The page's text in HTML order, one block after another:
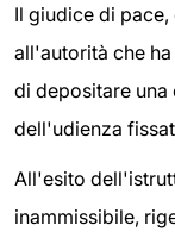
Il giudice di
all'autorità che
di depositare
dell'udienza
All'esito
inammissibile,